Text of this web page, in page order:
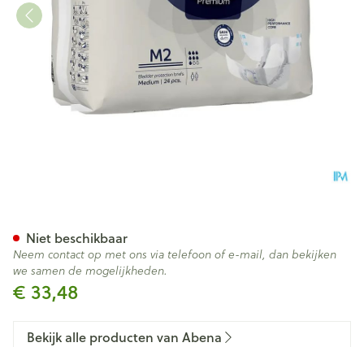
€ 33,48
Niet beschikbaar
Neem contact op met ons via telefoon of e-mail, dan bekijken
we samen de mogelijkheden.
Bekijk alle producten van Abena